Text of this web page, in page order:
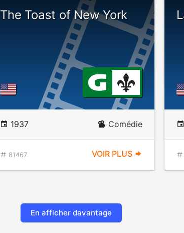
The Toast of New York
1937 Comédie
81467 VOIR PLUS
En afficher davantage